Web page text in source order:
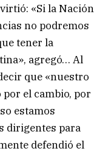
«Si la Nación
no podremos
tener la
agregó… Al
que «nuestro
el cambio, por
estamos
dirigentes para
defendió el